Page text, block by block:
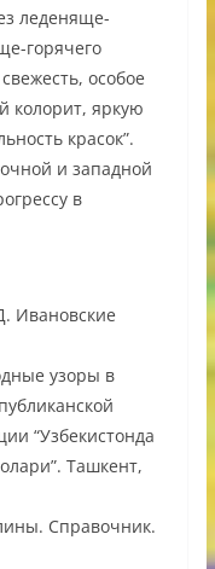
леденяще-
горячего
особое
колорит, яркую
красок”.
и западной
в
Ивановские
узоры в
“Узбекистонда
Ташкент,
Справочник.